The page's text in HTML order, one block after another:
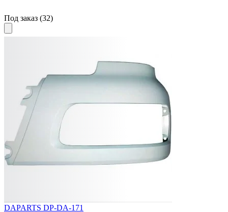
Под заказ (32)
DAPARTS DP-DA-171